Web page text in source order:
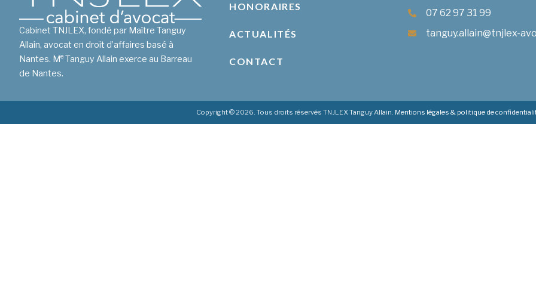
Cabinet TNJLEX, fondé par Maître Tanguy
Allain, avocat en droit d’affaires basé à
Nantes. Me Tanguy Allain exerce au Barreau
de Nantes.
HONORAIRES
ACTUALITÉS
CONTACT
07 62 97 31 99
tanguy.allain@tnjlex-
Copyright © 2026. Tous droits réservés TNJLEX Tanguy Allain. Mentions légales & politique de